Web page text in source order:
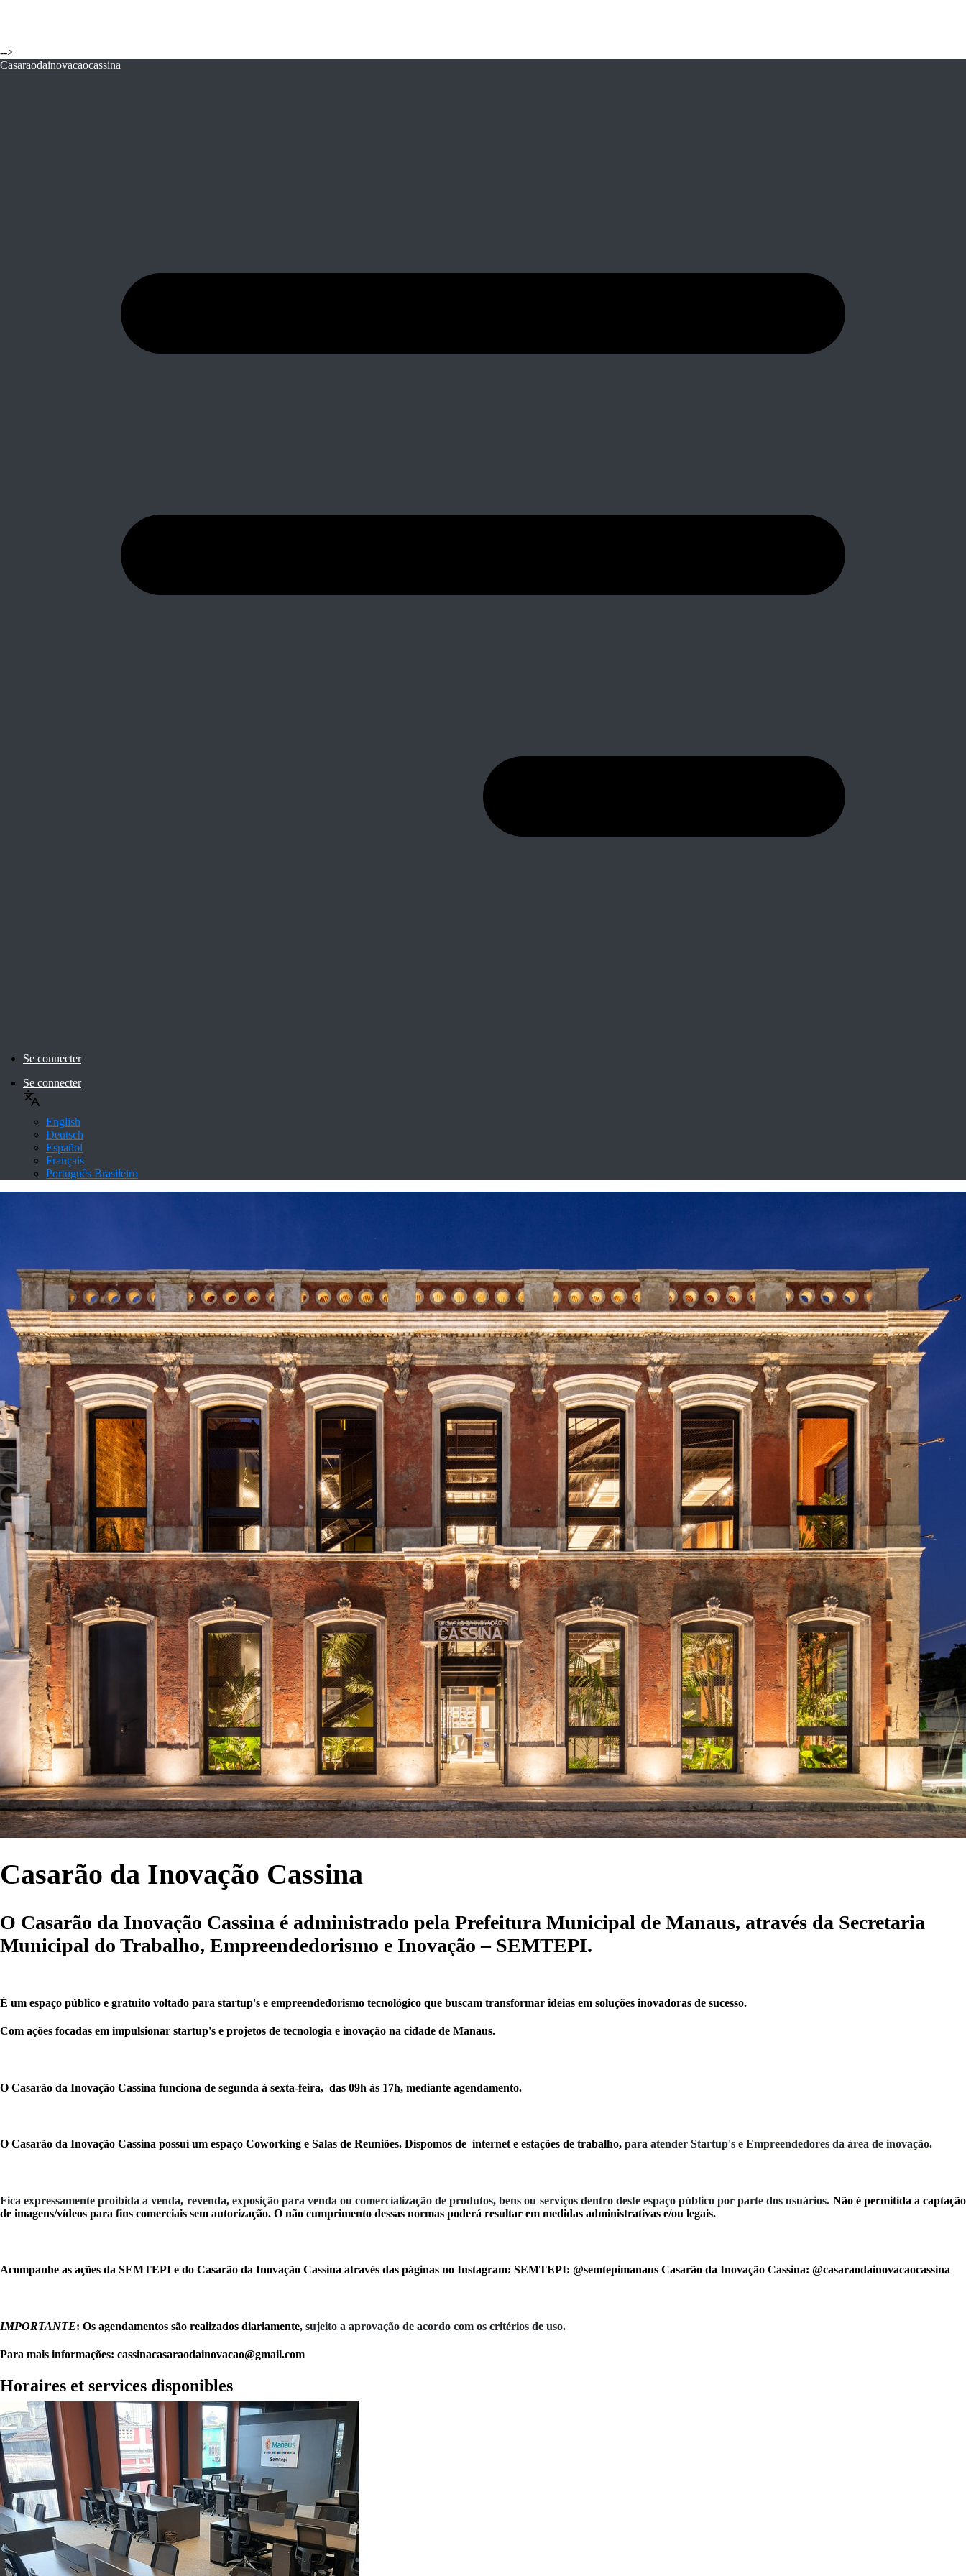
-->
Casaraodainovacaocassina
Se connecter
Se connecter
English
Deutsch
Español
Français
Português Brasileiro
Casarão da Inovação Cassina
O Casarão da Inovação Cassina é administrado pela Prefeitura Municipal de Manaus, através da Secretaria
Municipal do Trabalho, Empreendedorismo e Inovação – SEMTEPI.
É um espaço público e gratuito voltado para startup's e empreendedorismo tecnológico que buscam transformar ideias em soluções inovadoras de sucesso.
Com ações focadas em impulsionar startup's e projetos de tecnologia e inovação na cidade de Manaus.
O Casarão da Inovação Cassina funciona de segunda à sexta-feira, das 09h às 17h, mediante agendamento.
O Casarão da Inovação Cassina possui um espaço Coworking e Salas de Reuniões. Dispomos de internet e estações de trabalho, para atender Startup's e Empreendedores da área de inovação.
Fica expressamente proibida a venda, revenda, exposição para venda ou comercialização de produtos, bens ou serviços dentro deste espaço público por parte dos usuários. Não é permitida a captação
de imagens/vídeos para fins comerciais sem autorização. O não cumprimento dessas normas poderá resultar em medidas administrativas e/ou legais.
Acompanhe as ações da SEMTEPI e do Casarão da Inovação Cassina através das páginas no Instagram: SEMTEPI: @semtepimanaus Casarão da Inovação Cassina: @casaraodainovacaocassina
IMPORTANTE: Os agendamentos são realizados diariamente, sujeito a aprovação de acordo com os critérios de uso.
Para mais informações: cassinacasaraodainovacao@gmail.com
Horaires et services disponibles